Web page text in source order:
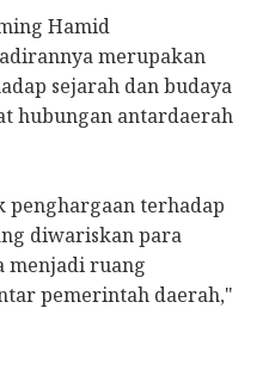
Hamid
merupakan
sejarah dan budaya
hubungan antardaerah
penghargaan terhadap
diwariskan para
menjadi ruang
pemerintah daerah,"